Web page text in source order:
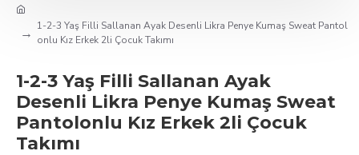
1-2-3 Yaş Filli Sallanan Ayak Desenli Likra Penye Kumaş Sweat Pantol
onlu Kız Erkek 2li Çocuk Takımı
1-2-3 Yaş Filli Sallanan Ayak
Desenli Likra Penye Kumaş Sweat
Pantolonlu Kız Erkek 2li Çocuk
Takımı